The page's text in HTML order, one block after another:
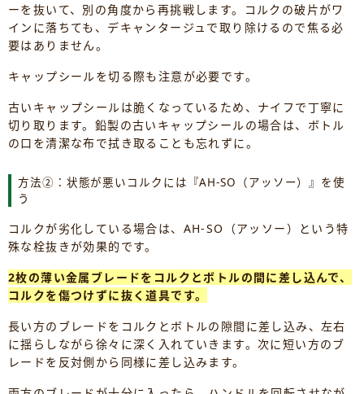
ーを抜いて、別の角度から再挑戦します。コルクの破片がワ
インに落ちても、デキャンタージュで取り除けるので焦る必
要はありません。
キャップシールを切る際も注意が必要です。
古いキャップシールは脆くなっているため、ナイフで丁寧に
切り取ります。鉛製の古いキャップシールの場合は、ボトル
の口を清潔な布で拭き取ることも忘れずに。
方法②：状態が悪いコルクには『AH-SO（アッソー）』を使
う
コルクが劣化している場合は、AH-SO（アッソー）という特
殊な栓抜きが効果的です。
2枚の薄い金属ブレードをコルクとボトルの間に差し込んで、
コルクを傷つけずに抜く道具です。
長い方のブレードをコルクとボトルの隙間に差し込み、左右
に揺らしながら徐々に深く入れていきます。次に短い方のブ
レードを反対側から同様に差し込みます。